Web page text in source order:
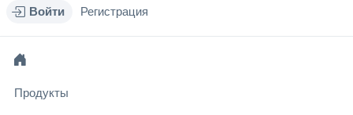
Войти Регистрация
Продукты